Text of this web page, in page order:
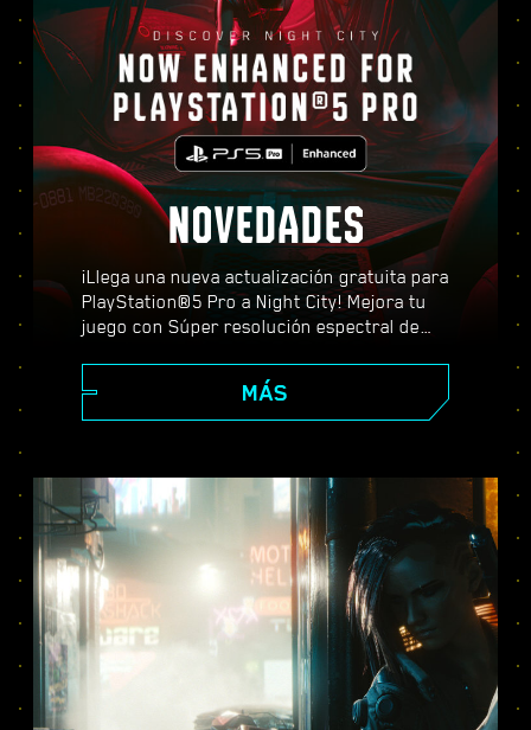
NOVEDADES
¡Llega una nueva actualización gratuita para
PlayStation®5 Pro a Night City! Mejora tu
juego con Súper resolución espectral de
avanzadas de trazado de rayos, tasas de
fotogramas más altas y mucho más. Elige
entre tres modos de gráficos (Rendimiento,
descubre unos efectos visuales mejorados,
una acción más fluida y todo lo que
Cyberpunk 2077 puede ofrecer en PS5®
Pro.
MÁS